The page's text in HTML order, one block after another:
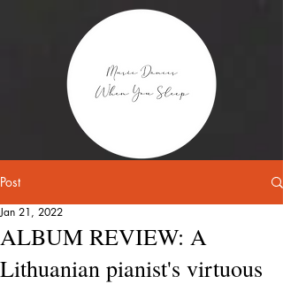
Post
ALBUM REVIEW: A
Lithuanian pianist's virtuous
Jan 21, 2022